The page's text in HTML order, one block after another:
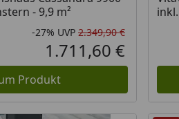
- 9,9 m²
Rabatt in
-27% UVP 2.349,90 €
Aktueller
1.711,60 €
Produkt